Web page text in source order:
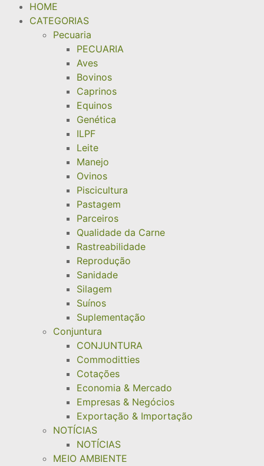
HOME
CATEGORIAS
Pecuaria
PECUARIA
Aves
Bovinos
Caprinos
Equinos
Genética
ILPF
Leite
Manejo
Ovinos
Piscicultura
Pastagem
Parceiros
Qualidade da Carne
Rastreabilidade
Reprodução
Sanidade
Silagem
Suínos
Suplementação
Conjuntura
CONJUNTURA
Commoditties
Cotações
Economia & Mercado
Empresas & Negócios
Exportação & Importação
NOTÍCIAS
NOTÍCIAS
MEIO AMBIENTE